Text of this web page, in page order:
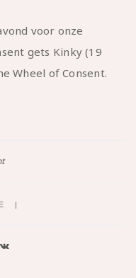
voor onze
gets Kinky (19
Wheel of Consent.